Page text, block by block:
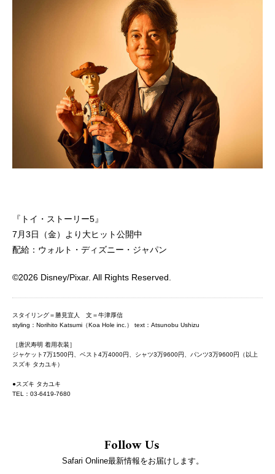
『トイ・ストーリー5』
7月3日（金）より大ヒット公開中
配給：ウォルト・ディズニー・ジャパン
©2026 Disney/Pixar. All Rights Reserved.
スタイリング＝勝見宜人 文＝牛津厚信
styling：Norihito Katsumi（Koa Hole inc.） text：Atsunobu Ushizu
［唐沢寿明 着用衣装］
ジャケット7万1500円、ベスト4万4000円、シャツ3万9600円、パンツ3万9600円（以上
スズキ タカユキ）
●スズキ タカユキ
TEL：03-6419-7680
Follow Us
Safari Online最新情報をお届けします。